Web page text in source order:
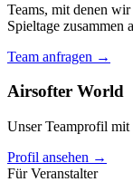
Teams, mit denen
Spieltage zusammen
Team anfragen →
Airsofter World
Unser Teamprofil
Profil ansehen →
Für Veranstalter